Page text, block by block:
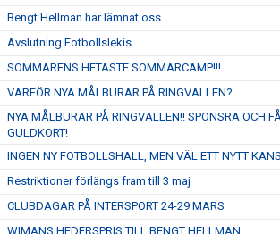
Bengt Hellman har lämnat oss
Avslutning Fotbollslekis
SOMMARENS HETASTE SOMMARCAMP!!!
VARFÖR NYA MÅLBURAR PÅ RINGVALLEN?
NYA MÅLBURAR PÅ RINGVALLEN!! SPONSRA OCH
GULDKORT!
INGEN NY FOTBOLLSHALL, MEN VÄL ETT NYTT
Restriktioner förlängs fram till 3 maj
CLUBDAGAR PÅ INTERSPORT 24-29 MARS
WIMANS HEDERSPRIS TILL BENGT HELLMAN